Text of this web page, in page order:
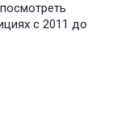
с 2011 до